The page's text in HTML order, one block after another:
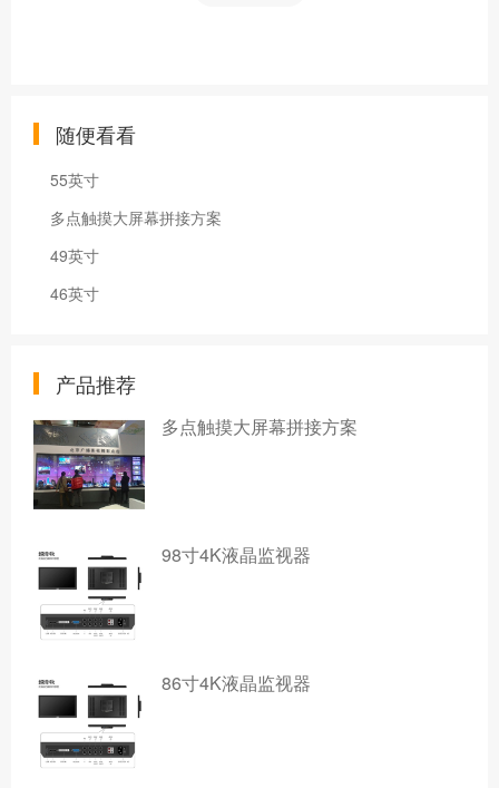
随便看看
55英寸
多点触摸大屏幕拼接方案
49英寸
46英寸
产品推荐
多点触摸大屏幕拼接方案
98寸4K液晶监视器
86寸4K液晶监视器